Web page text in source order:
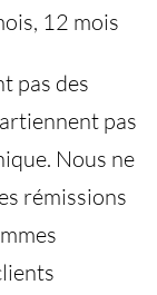
12 mois
pas des
pas
Nous ne
rémissions